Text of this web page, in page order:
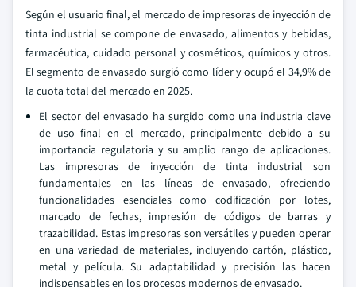
Según el usuario final, el mercado de impresoras de inyección de
tinta industrial se compone de envasado, alimentos y bebidas,
farmacéutica, cuidado personal y cosméticos, químicos y otros.
El segmento de envasado surgió como líder y ocupó el 34,9% de
la cuota total del mercado en 2025.
El sector del envasado ha surgido como una industria clave
de uso final en el mercado, principalmente debido a su
importancia regulatoria y su amplio rango de aplicaciones.
Las impresoras de inyección de tinta industrial son
fundamentales en las líneas de envasado, ofreciendo
funcionalidades esenciales como codificación por lotes,
marcado de fechas, impresión de códigos de barras y
trazabilidad. Estas impresoras son versátiles y pueden operar
en una variedad de materiales, incluyendo cartón, plástico,
metal y película. Su adaptabilidad y precisión las hacen
indispensables en los procesos modernos de envasado.